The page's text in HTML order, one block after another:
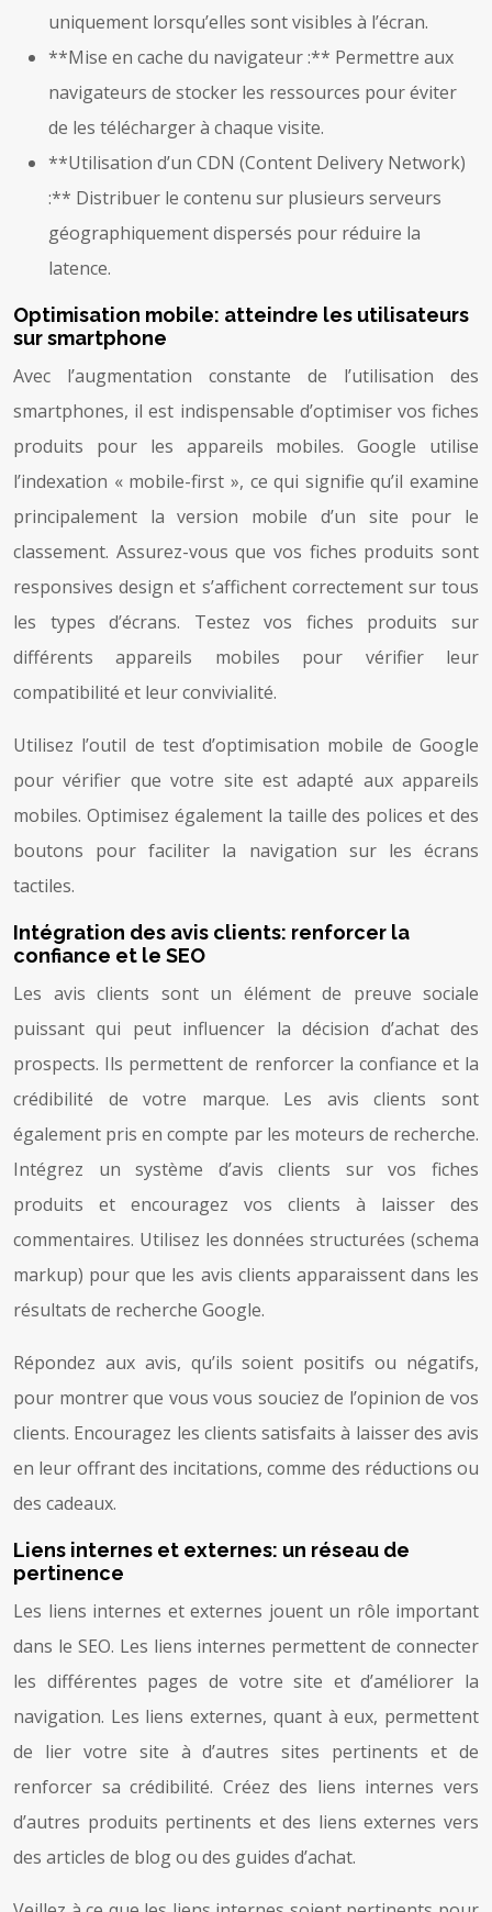
uniquement lorsqu’elles sont visibles à l’écran.
**Mise en cache du navigateur :** Permettre aux
navigateurs de stocker les ressources pour éviter
de les télécharger à chaque visite.
**Utilisation d’un CDN (Content Delivery Network)
:** Distribuer le contenu sur plusieurs serveurs
géographiquement dispersés pour réduire la
latence.
Optimisation mobile: atteindre les utilisateurs
sur smartphone
Avec l’augmentation constante de l’utilisation des
smartphones, il est indispensable d’optimiser vos fiches
produits pour les appareils mobiles. Google utilise
l’indexation « mobile-first », ce qui signifie qu’il examine
principalement la version mobile d’un site pour le
classement. Assurez-vous que vos fiches produits sont
responsives design et s’affichent correctement sur tous
les types d’écrans. Testez vos fiches produits sur
différents appareils mobiles pour vérifier leur
compatibilité et leur convivialité.
Utilisez l’outil de test d’optimisation mobile de Google
pour vérifier que votre site est adapté aux appareils
mobiles. Optimisez également la taille des polices et des
boutons pour faciliter la navigation sur les écrans
tactiles.
Intégration des avis clients: renforcer la
confiance et le SEO
Les avis clients sont un élément de preuve sociale
puissant qui peut influencer la décision d’achat des
prospects. Ils permettent de renforcer la confiance et la
crédibilité de votre marque. Les avis clients sont
également pris en compte par les moteurs de recherche.
Intégrez un système d’avis clients sur vos fiches
produits et encouragez vos clients à laisser des
commentaires. Utilisez les données structurées (schema
markup) pour que les avis clients apparaissent dans les
résultats de recherche Google.
Répondez aux avis, qu’ils soient positifs ou négatifs,
pour montrer que vous vous souciez de l’opinion de vos
clients. Encouragez les clients satisfaits à laisser des avis
en leur offrant des incitations, comme des réductions ou
des cadeaux.
Liens internes et externes: un réseau de
pertinence
Les liens internes et externes jouent un rôle important
dans le SEO. Les liens internes permettent de connecter
les différentes pages de votre site et d’améliorer la
navigation. Les liens externes, quant à eux, permettent
de lier votre site à d’autres sites pertinents et de
renforcer sa crédibilité. Créez des liens internes vers
d’autres produits pertinents et des liens externes vers
des articles de blog ou des guides d’achat.